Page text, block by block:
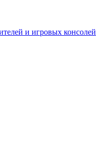
и игровых консолей